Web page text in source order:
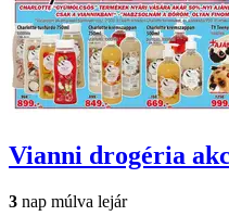
Vianni drogéria
3 nap múlva lejár